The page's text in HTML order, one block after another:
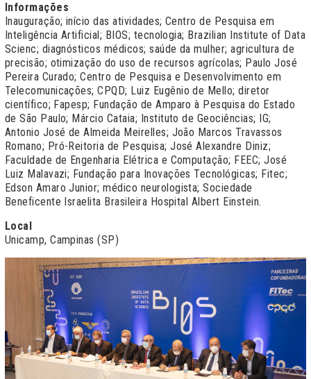
Informações
Inauguração; início das atividades; Centro de Pesquisa em
Inteligência Artificial; BIOS; tecnologia; Brazilian Institute of Data
Scienc; diagnósticos médicos; saúde da mulher; agricultura de
precisão; otimização do uso de recursos agrícolas; Paulo José
Pereira Curado; Centro de Pesquisa e Desenvolvimento em
Telecomunicações; CPQD; Luiz Eugênio de Mello; diretor
científico; Fapesp; Fundação de Amparo à Pesquisa do Estado
de São Paulo; Márcio Cataia; Instituto de Geociências; IG;
Antonio José de Almeida Meirelles; João Marcos Travassos
Romano; Pró-Reitoria de Pesquisa; José Alexandre Diniz;
Faculdade de Engenharia Elétrica e Computação; FEEC; José
Luiz Malavazi; Fundação para Inovações Tecnológicas; Fitec;
Edson Amaro Junior; médico neurologista; Sociedade
Beneficente Israelita Brasileira Hospital Albert Einstein.
Local
Unicamp, Campinas (SP)